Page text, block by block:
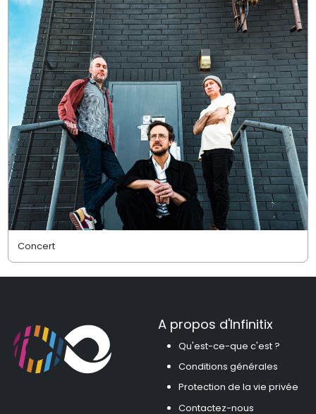
Concert
A propos d'Infinitix
Qu'est-ce-que c'est ?
Conditions générales
Protection de la vie privée
Contactez-nous